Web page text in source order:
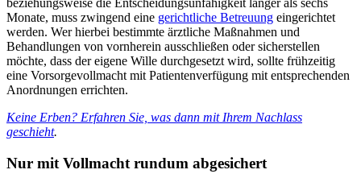
beziehungsweise die Entscheidungsunfähigkeit länger als sechs
Monate, muss zwingend eine gerichtliche Betreuung eingerichtet
werden. Wer hierbei bestimmte ärztliche Maßnahmen und
Behandlungen von vornherein ausschließen oder sicherstellen
möchte, dass der eigene Wille durchgesetzt wird, sollte frühzeitig
eine Vorsorgevollmacht mit Patientenverfügung mit entsprechenden
Anordnungen errichten.
Keine Erben? Erfahren Sie, was dann mit Ihrem Nachlass
geschieht.
Nur mit Vollmacht rundum abgesichert